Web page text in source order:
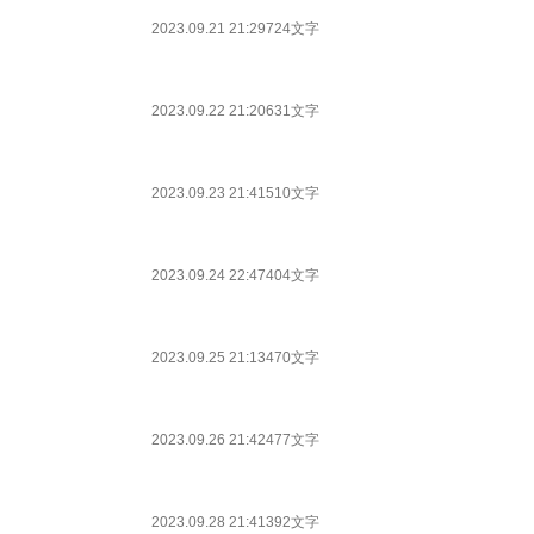
2023.09.21 21:29724文字
2023.09.22 21:20631文字
2023.09.23 21:41510文字
2023.09.24 22:47404文字
2023.09.25 21:13470文字
2023.09.26 21:42477文字
2023.09.28 21:41392文字